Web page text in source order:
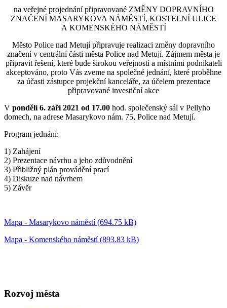
na veřejné projednání připravované ZMĚNY DOPRAVNÍHO
ZNAČENÍ MASARYKOVA NÁMĚSTÍ, KOSTELNÍ ULICE
A KOMENSKÉHO NÁMĚSTÍ
Město Police nad Metují připravuje realizaci změny dopravního
značení v centrální části města Police nad Metují. Zájmem města je
připravit řešení, které bude širokou veřejností a místními podnikateli
akceptováno, proto Vás zveme na společné jednání, které proběhne
za účasti zástupce projekční kanceláře, za účelem prezentace
připravované investiční akce
V pondělí 6. září 2021 od 17.00 hod. společenský sál v Pellyho
domech, na adrese Masarykovo nám. 75, Police nad Metují.
Program jednání:
1) Zahájení
2) Prezentace návrhu a jeho zdůvodnění
3) Přibližný plán provádění prací
4) Diskuze nad návrhem
5) Závěr
Mapa - Masarykovo náměstí (694.75 kB)
Mapa - Komenského náměstí (893.83 kB)
Rozvoj města